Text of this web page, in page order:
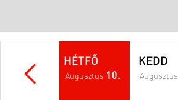
HÉTFŐ
Augusztus 10.
KEDD
Augusztus